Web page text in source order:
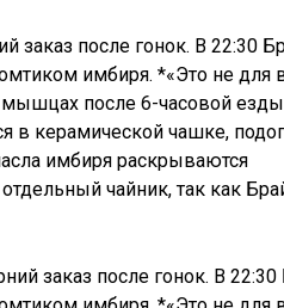
заказ после гонок. В 22:30
имбиря. *«Это не для
после 6-часовой
в керамической чашке,
имбиря раскрываются
чайник, так как